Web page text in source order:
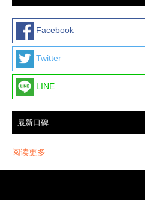
Facebook
Twitter
LINE
最新口碑
阅读更多